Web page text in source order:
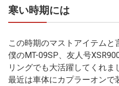
寒い時期には
この時期のマストアイテムと
僕のMT-09SP、友人号
リングでも大活躍してくれま
最近は車体にカプラーオンで